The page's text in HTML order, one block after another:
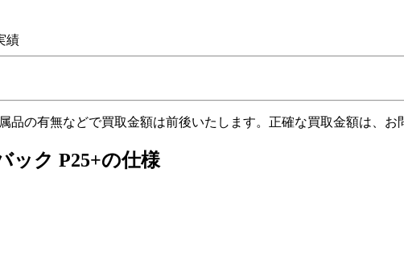
の有無などで買取金額は前後いたします。正確な買取金額は、お
ック P25+の仕様